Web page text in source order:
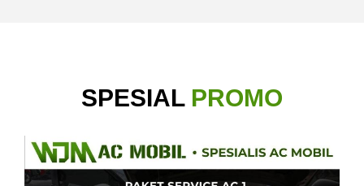
SPESIAL PROMO